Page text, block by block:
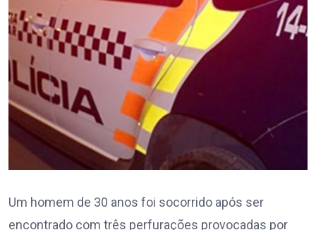
Um homem de 30 anos foi socorrido após ser
encontrado com três perfurações provocadas por